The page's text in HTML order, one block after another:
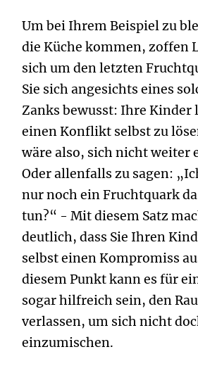
Um bei Ihrem Beispiel zu
die Küche kommen, zoffen
sich um den letzten
Sie sich angesichts eines
Zanks bewusst: Ihre Kinder
einen Konflikt selbst zu
wäre also, sich nicht weiter
Oder allenfalls zu sagen:
nur noch ein Fruchtquark
tun?“ - Mit diesem Satz
deutlich, dass Sie Ihren
selbst einen Kompromiss
diesem Punkt kann es für
sogar hilfreich sein, den
verlassen, um sich nicht
einzumischen.